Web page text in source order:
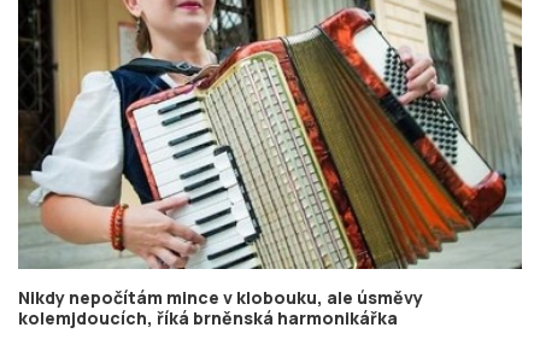
Nikdy nepočítám mince v klobouku, ale úsměvy
kolemjdoucích, říká brněnská harmonikářka